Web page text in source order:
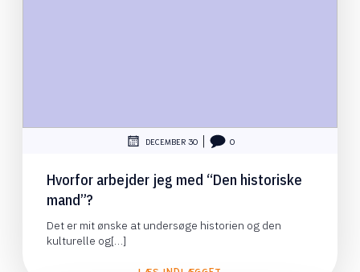
DECEMBER 30 0
Hvorfor arbejder jeg med “Den historiske
mand”?
Det er mit ønske at undersøge historien og den
kulturelle og[…]